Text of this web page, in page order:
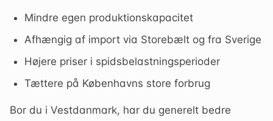
Mindre egen produktionskapacitet
Afhængig af import via Storebælt og fra Sverige
Højere priser i spidsbelastningsperioder
Tættere på Københavns store forbrug
Bor du i Vestdanmark, har du generelt bedre